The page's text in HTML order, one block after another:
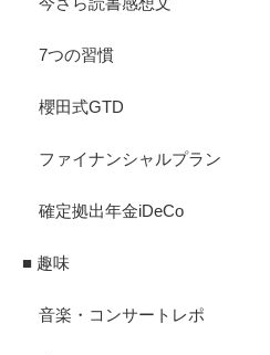
7つの習慣
櫻田式GTD
ファイナンシャルプラン
確定拠出年金iDeCo
■ 趣味
音楽・コンサートレポ